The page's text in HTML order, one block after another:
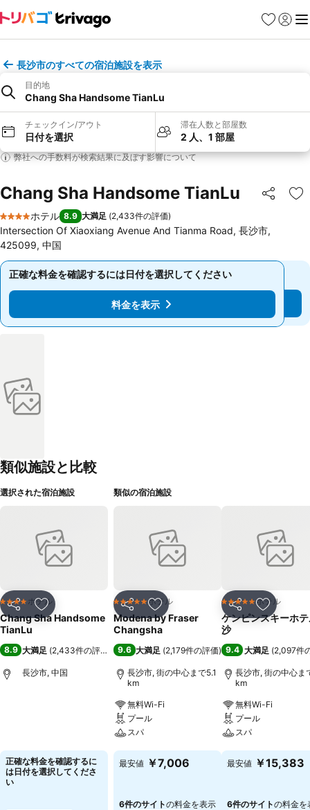
お気に入り
ログイ
メ
長沙市のすべての宿泊施設を表示
目的地
Chang Sha Handsome TianLu
チェックイン/アウト
日付を選択
滞在人数と部屋数
2 人、1 部屋
弊社への手数料が検索結果に及ぼす影響について
Chang Sha Handsome TianLu シェア
お
4 ホテルのランク
ホテル 8.9 大満足 (2,433件の評価)
Intersection Of Xiaoxiang Avenue And Tianma Road, 長沙市,
425099, 中国
正確な料金を確認するには日付を選択してください
料金を表示
正確な料金を確認するには日付を選択してください
料金を表示
類似施設と比較
選択された宿泊施設
シェア お気に入りに追加
4 ホテルのランク
ホテル
Chang Sha Handsome
TianLu
8.9 大満足 (2,433件の評価
長沙市, 中国
正確な料金を確認するに
は日付を選択してくださ
い
類似の宿泊施設
シェア お気に入りに追加
5 ホテルのランク
ホテル
Modena by Fraser
Changsha
9.6 大満足 (2,179件の評価)
長沙市, 街の中心まで5.1
km
無料Wi-Fi
プール
スパ
料金を表示
最安値 ￥7,006
6件のサイトの料金を表示
シェア お気に入
5 ホテルのランク
ホテル
ケンピンスキーホ
沙
9.4 大満足 (2,097件
長沙市, 街の中心ま
km
無料Wi-Fi
プール
スパ
料金を表示
最安値 ￥15,383
6件のサイトの料金を